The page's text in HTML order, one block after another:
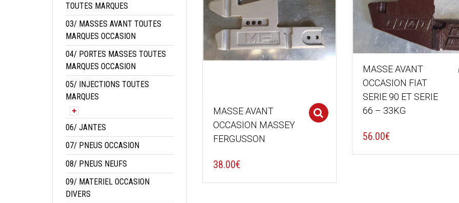
MASSE AVANT
OCCASION MASSEY
FERGUSSON
38.00€
Select options
MASSE AVANT
OCCASION FIAT
SERIE 90 ET SERIE
66 – 33KG
56.00€
TOUTES MARQUES
03/ MASSES AVANT TOUTES
MARQUES OCCASION
04/ PORTES MASSES TOUTES
MARQUES OCCASION
05/ INJECTIONS TOUTES
MARQUES
06/ JANTES
07/ PNEUS OCCASION
08/ PNEUS NEUFS
09/ MATERIEL OCCASION
DIVERS